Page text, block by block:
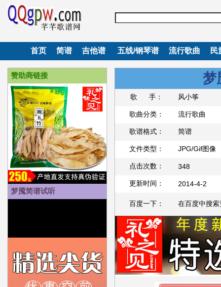
首页 简谱 吉他谱 五线/钢琴谱 流行歌曲 民
赞助商链接
梦魇简谱试听
梦
歌 手： 风小筝
歌曲分类： 流行歌曲
歌谱格式： 简谱
文件类型： JPG/Gif图像
点击次数： 348
更新时间： 2014-4-2
百度一下： 在百度中搜